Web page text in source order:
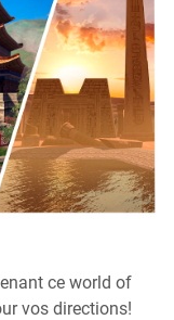
ce world of
vos directions!